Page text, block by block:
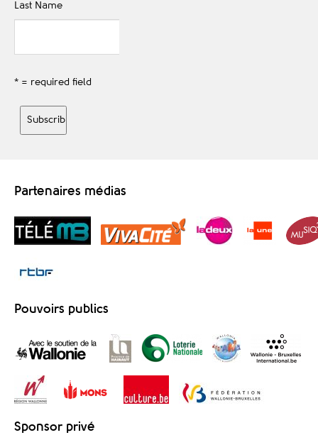
Last Name
* = required field
Partenaires médias
Pouvoirs publics
Sponsor privé